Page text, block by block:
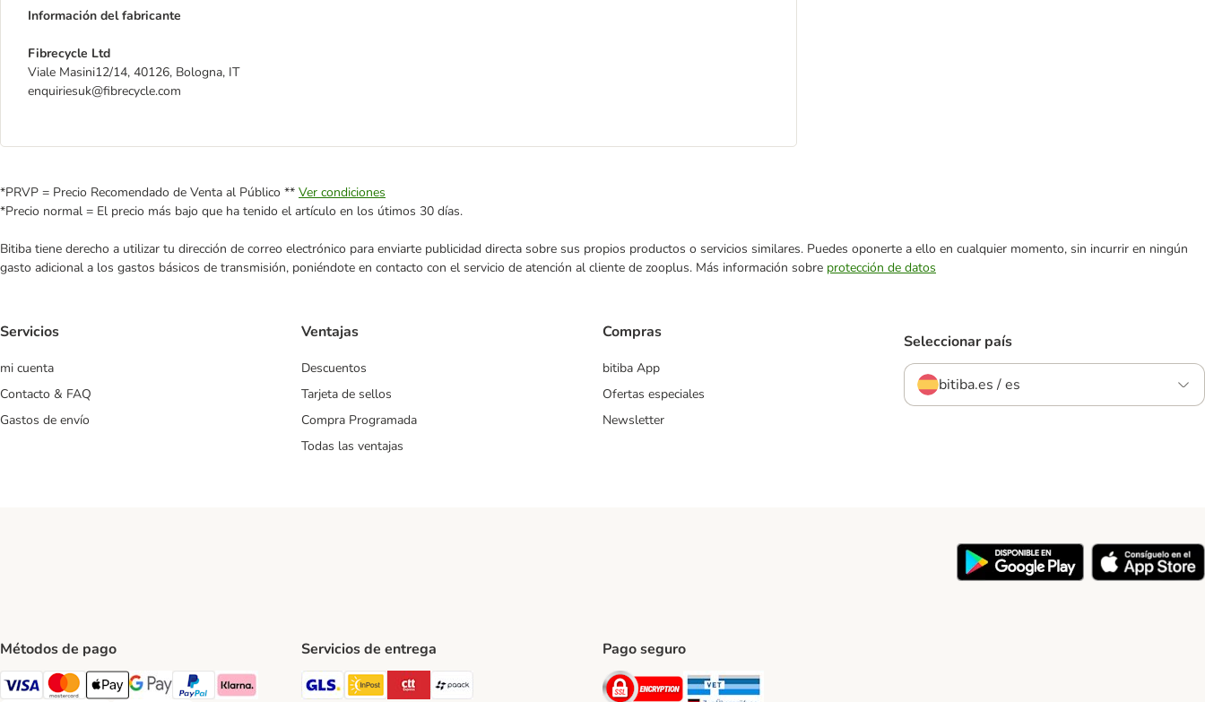
Información del fabricante
Fibrecycle Ltd
Viale Masini12/14, 40126, Bologna, IT
enquiriesuk@fibrecycle.com
*PRVP = Precio Recomendado de Venta al Público ** Ver condiciones
*Precio normal = El precio más bajo que ha tenido el artículo en los útimos 30 días.
Bitiba tiene derecho a utilizar tu dirección de correo electrónico para enviarte publicidad directa sobre sus propios productos o servicios similares. Puedes oponerte a ello en cualquier momento, sin incurrir en ningún
gasto adicional a los gastos básicos de transmisión, poniéndote en contacto con el servicio de atención al cliente de zooplus. Más información sobre protección de datos
Servicios
mi cuenta
Contacto & FAQ
Gastos de envío
Ventajas
Descuentos
Tarjeta de sellos
Compra Programada
Todas las ventajas
Compras
bitiba App
Ofertas especiales
Newsletter
Seleccionar país
bitiba.es / es
Métodos de pago
Visa Payment Method
Mastercard Payment Method
Apple Pay Payment Method
Google Pay Payment Method
PayPal Payment Method
Klarna Payment Method
Servicios de entrega
GLS Shipping Method
InPost Shipping Method
CTTExpress Shipping Method
paack Shipping Method
Pago seguro
Security